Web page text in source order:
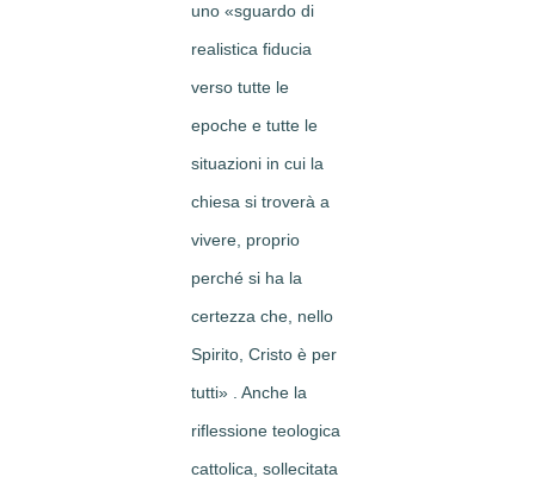
uno «sguardo di
realistica fiducia
verso tutte le
epoche e tutte le
situazioni in cui la
chiesa si troverà a
vivere, proprio
perché si ha la
certezza che, nello
Spirito, Cristo è per
tutti» . Anche la
riflessione teologica
cattolica, sollecitata